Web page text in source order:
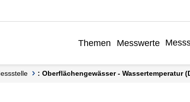
Themen Messwerte
Messstelle : Oberflächengewässer - Wassertemperatur